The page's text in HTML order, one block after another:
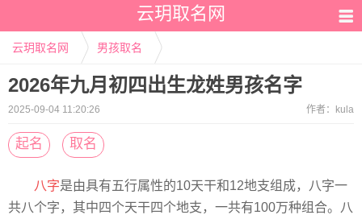
云玥取名网
云玥取名网 男孩取名
2026年九月初四出生龙姓男孩名字
2025-09-04 11:20:26 作者： kula
起名 取名
八字是由具有五行属性的10天干和12地支组成，八字一
共八个字，其中四个天干四个地支，一共有100万种组合。八